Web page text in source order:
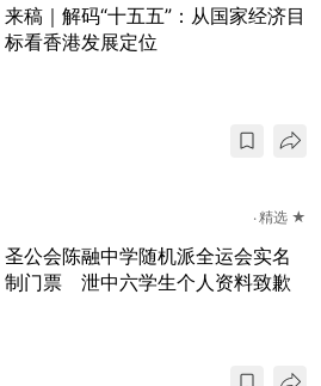
来稿｜解码“十五五”：从国家经济目
标看香港发展定位
精选 ★
圣公会陈融中学随机派全运会实名
制门票 泄中六学生个人资料致歉